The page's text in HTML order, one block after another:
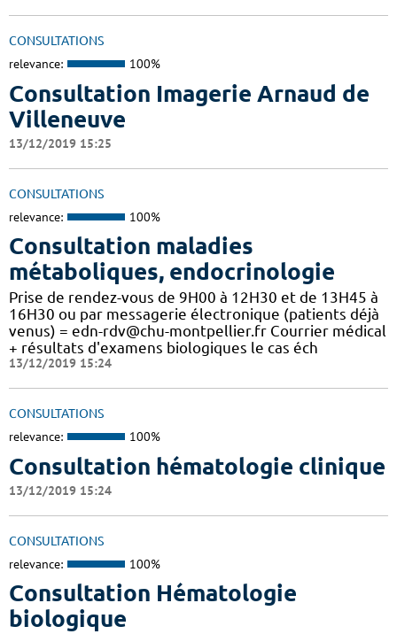
CONSULTATIONS
relevance: 100%
Consultation Imagerie Arnaud de
Villeneuve
13/12/2019 15:25
CONSULTATIONS
relevance: 100%
Consultation maladies
métaboliques, endocrinologie
Prise de rendez-vous de 9H00 à 12H30 et de 13H45 à
16H30 ou par messagerie électronique (patients déjà
venus) = edn-rdv@chu-montpellier.fr Courrier médical
+ résultats d'examens biologiques le cas éch
13/12/2019 15:24
CONSULTATIONS
relevance: 100%
Consultation hématologie clinique
13/12/2019 15:24
CONSULTATIONS
relevance: 100%
Consultation Hématologie
biologique